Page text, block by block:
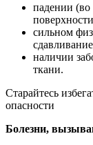
падении (во
сильном
наличии
ткани.
Старайтесь
опасности
Болезни,